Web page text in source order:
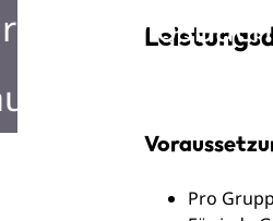
in Mosbach
in
Pro